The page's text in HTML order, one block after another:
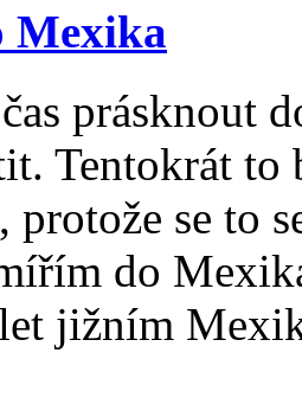
Mexika
prásknout
Tentokrát
protože se to
do
jižním